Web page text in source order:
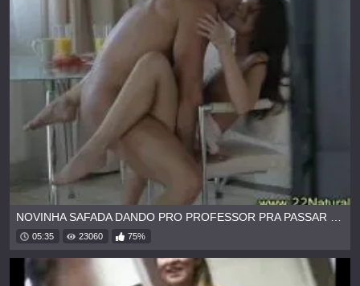
NOVINHA SAFADA DANDO PRO PROFESSOR PRA PASSAR DE ANO
05:35 23060 75%